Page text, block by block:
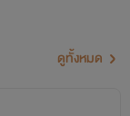
ดูทั้งหมด